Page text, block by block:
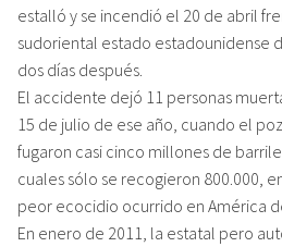
estalló y se incendió el 20 de abril
sudoriental estado estadounidense
dos días después.
El accidente dejó 11 personas
15 de julio de ese año, cuando el
fugaron casi cinco millones de
cuales sólo se recogieron 800.000,
peor ecocidio ocurrido en América
En enero de 2011, la estatal pero